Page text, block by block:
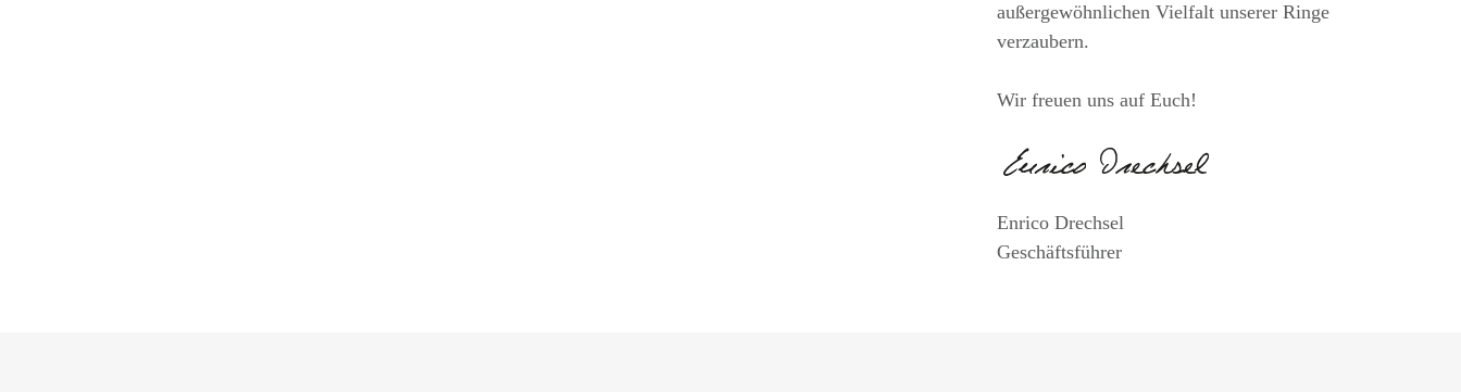
außergewöhnlichen Vielfalt unserer Ringe
verzaubern.
Wir freuen uns auf Euch!
Enrico Drechsel
Geschäftsführer